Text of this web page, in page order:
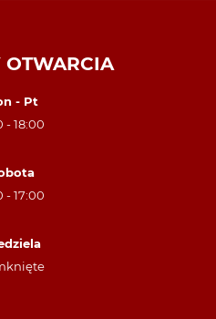
OTWARCIA
- Pt
- 18:00
- 17:00